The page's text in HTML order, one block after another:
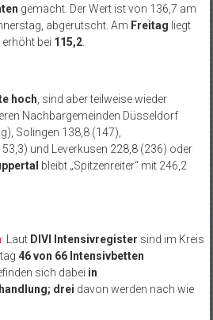
gemacht. Der Wert ist von 136,7 am
abgerutscht. Am Freitag liegt
bei 115,2.
hoch , sind aber teilweise wieder
Nachbargemeinden Düsseldorf
Solingen 138,8 (147),
und Leverkusen 228,8 (236) oder
bleibt „Spitzenreiter“ mit 246,2
: Laut DIVI Intensivregister sind im Kreis
46 von 66 Intensivbetten
sich dabei in
drei davon werden nach wie